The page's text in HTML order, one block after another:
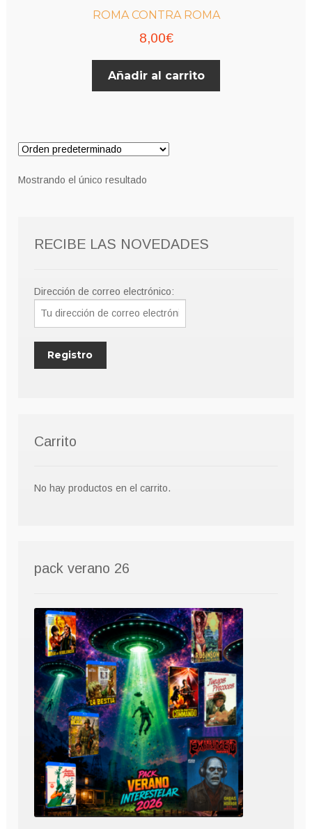
ROMA CONTRA ROMA
8,00€
Añadir al carrito
Mostrando el único resultado
RECIBE LAS NOVEDADES
Dirección de correo electrónico:
Carrito
No hay productos en el carrito.
pack verano 26